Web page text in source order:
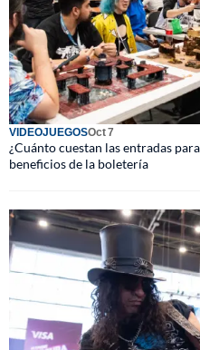
VIDEOJUEGOSOct 7
¿Cuánto cuestan las entradas
beneficios de la boletería